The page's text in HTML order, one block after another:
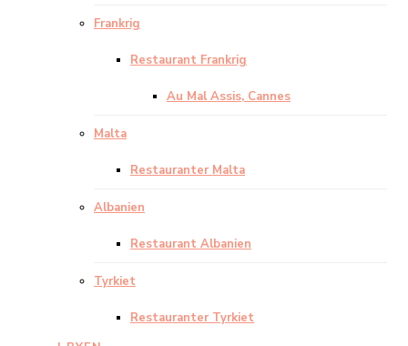
Frankrig
Restaurant Frankrig
Au Mal Assis, Cannes
Malta
Restauranter Malta
Albanien
Restaurant Albanien
Tyrkiet
Restauranter Tyrkiet